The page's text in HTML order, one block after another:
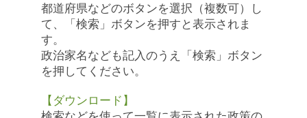
都道府県などのボタンを選択（複数可）し
て、「検索」ボタンを押すと表示されま
す。
政治家名なども記入のうえ「検索」ボタン
を押してください。
【ダウンロード】